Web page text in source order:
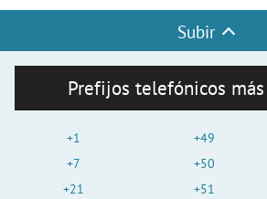
Subir
Prefijos telefónicos
+1
+7
+21
+49
+50
+51